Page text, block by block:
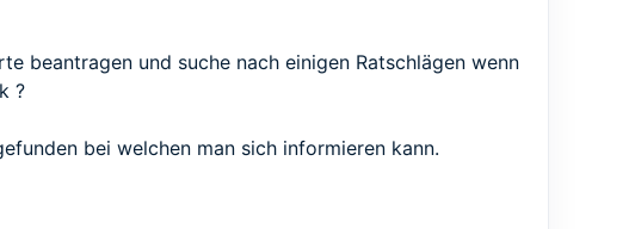
beantragen und suche nach einigen Ratschlägen wenn
?
bei welchen man sich informieren kann.